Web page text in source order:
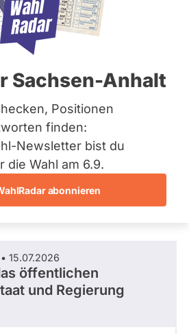
Vorpommern
Sachsen-Anhalt
Positionen
finden:
Newsletter bist du
die Wahl am 6.9.
abonnieren
CSU
2025 - 2029
22
Bundestag
Frage stellen
Antworten
15.07.2026
öffentlichen
und Regierung